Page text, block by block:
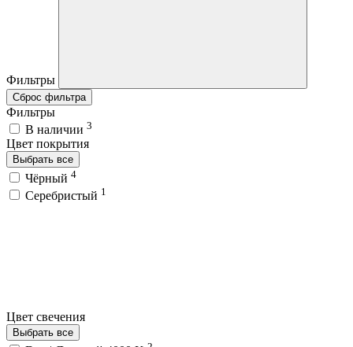
Фильтры
Сброс фильтра
Фильтры
В наличии 3
Цвет покрытия
Выбрать все
Чёрный 4
Серебристый 1
Цвет свечения
Выбрать все